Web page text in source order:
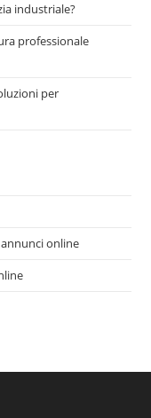
industriale?
professionale
per
online